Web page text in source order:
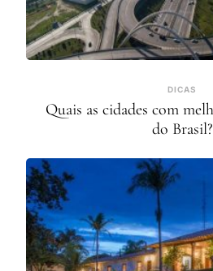
DICAS
Quais as cidades com
do Brasil?